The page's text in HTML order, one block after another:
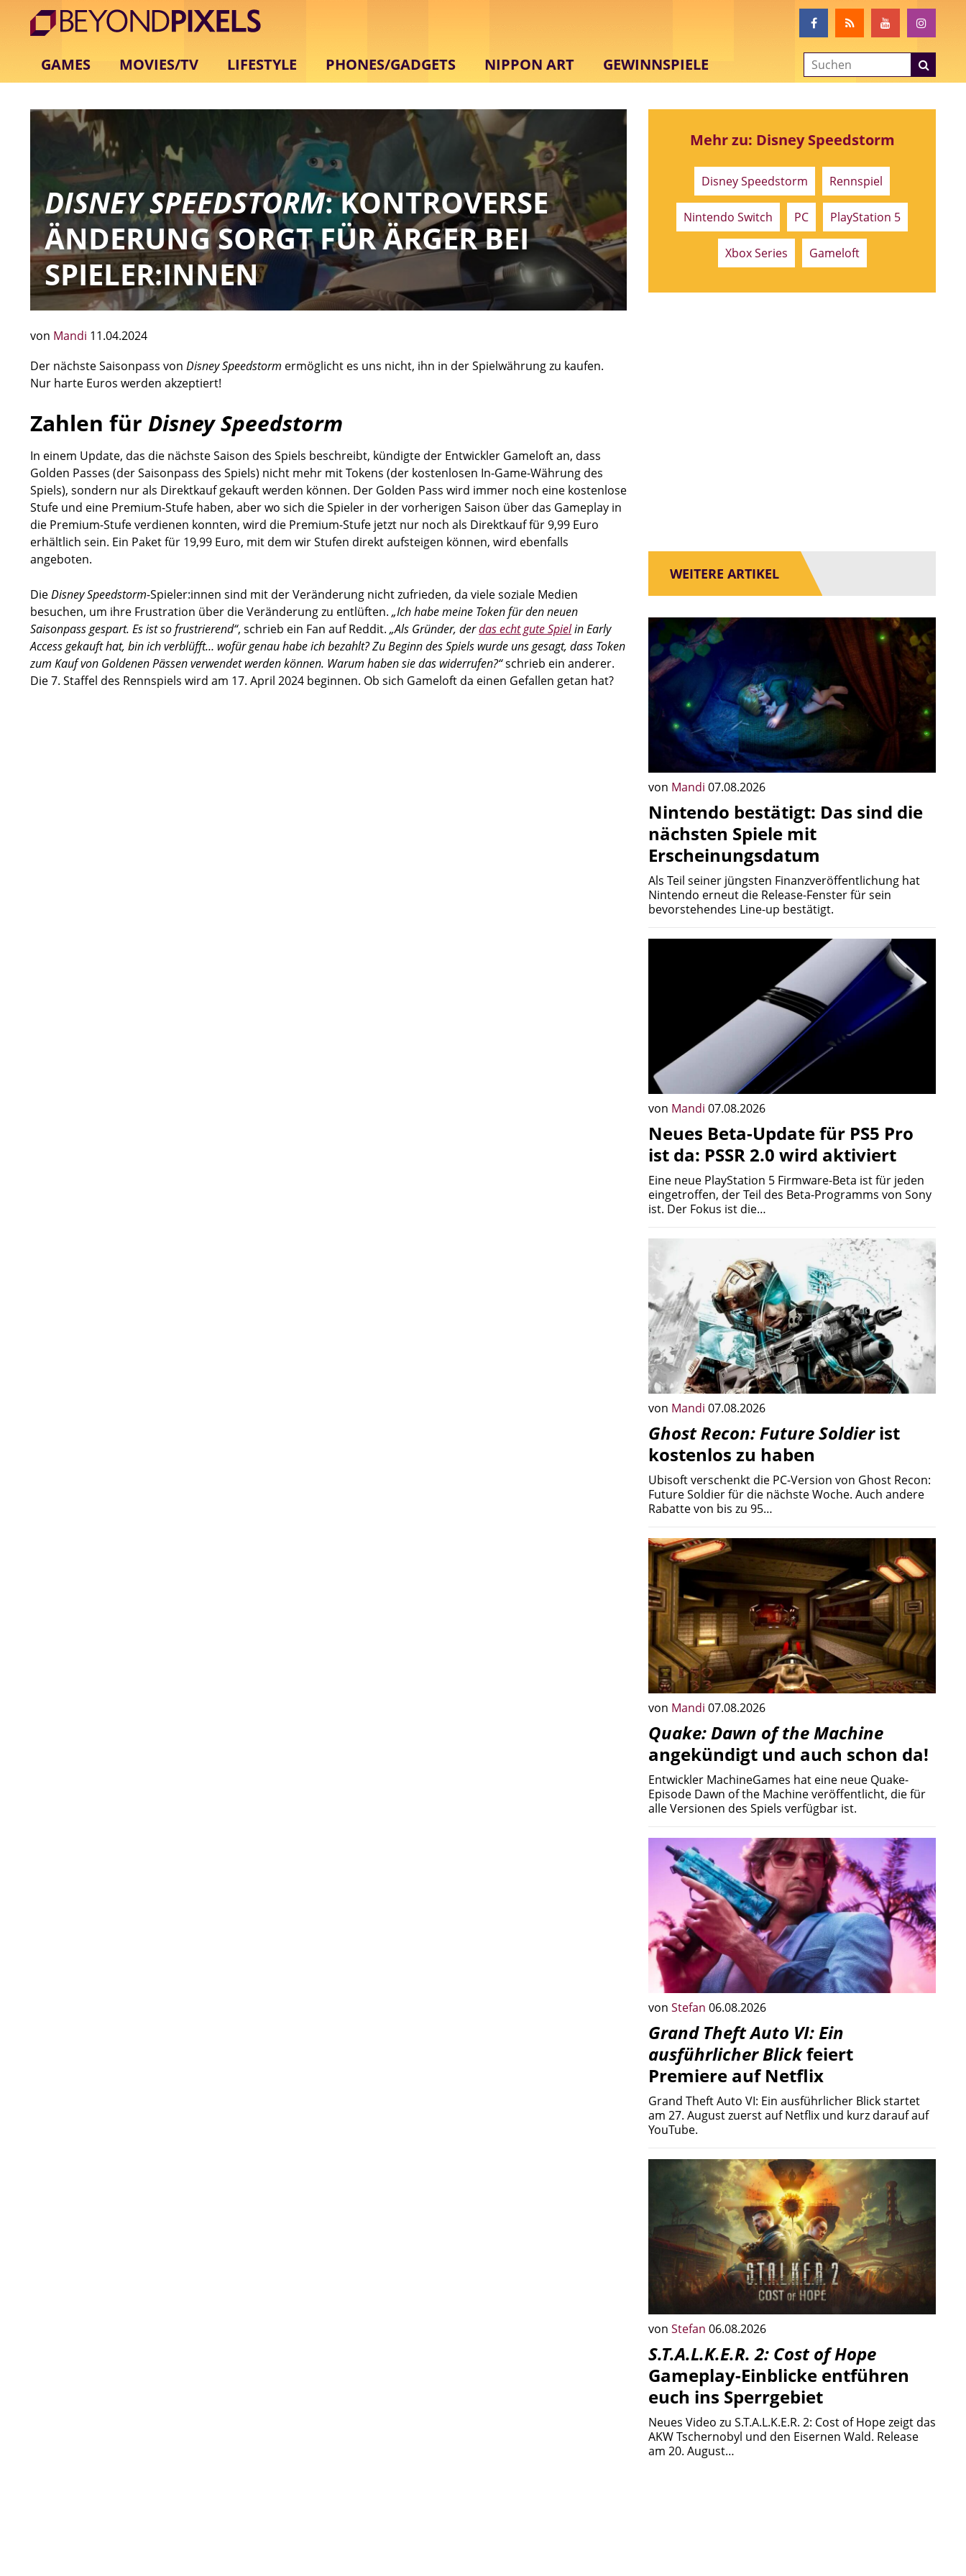
GAMES MOVIES/TV LIFESTYLE PHONES/GADGETS NIPPON ART GEWINNSPIELE
DISNEY SPEEDSTORM: KONTROVERSE
ÄNDERUNG SORGT FÜR ÄRGER BEI
SPIELER:INNEN
von Mandi 11.04.2024
Der nächste Saisonpass von Disney Speedstorm ermöglicht es uns nicht, ihn in der Spielwährung zu kaufen.
Nur harte Euros werden akzeptiert!
Zahlen für Disney Speedstorm
In einem Update, das die nächste Saison des Spiels beschreibt, kündigte der Entwickler Gameloft an, dass
Golden Passes (der Saisonpass des Spiels) nicht mehr mit Tokens (der kostenlosen In-Game-Währung des
Spiels), sondern nur als Direktkauf gekauft werden können. Der Golden Pass wird immer noch eine kostenlose
Stufe und eine Premium-Stufe haben, aber wo sich die Spieler in der vorherigen Saison über das Gameplay in
die Premium-Stufe verdienen konnten, wird die Premium-Stufe jetzt nur noch als Direktkauf für 9,99 Euro
erhältlich sein. Ein Paket für 19,99 Euro, mit dem wir Stufen direkt aufsteigen können, wird ebenfalls
angeboten.
DieDisney Speedstorm-Spieler:innen sind mit der Veränderung nicht zufrieden, da viele soziale Medien
besuchen, um ihre Frustration über die Veränderung zu entlüften. „Ich habe meine Token für den neuen
Saisonpass gespart. Es ist so frustrierend“, schrieb ein Fan auf Reddit. „Als Gründer, derdas echt gute Spielin Early
Access gekauft hat, bin ich verblüfft… wofür genau habe ich bezahlt? Zu Beginn des Spiels wurde uns gesagt, dass Token
zum Kauf von Goldenen Pässen verwendet werden können. Warum haben sie das widerrufen?“schrieb ein anderer.
Die 7. Staffel des Rennspiels wird am 17. April 2024 beginnen. Ob sich Gameloft da einen Gefallen getan hat?
Mehr zu: Disney Speedstorm
Disney Speedstorm Rennspiel
Nintendo Switch PC PlayStation 5
Xbox Series Gameloft
WEITERE ARTIKEL
von Mandi 07.08.2026
Nintendo bestätigt: Das sind die
nächsten Spiele mit
Erscheinungsdatum
Als Teil seiner jüngsten Finanzveröffentlichung hat
Nintendo erneut die Release-Fenster für sein
bevorstehendes Line-up bestätigt.
von Mandi 07.08.2026
Neues Beta-Update für PS5 Pro
ist da: PSSR 2.0 wird aktiviert
Eine neue PlayStation 5 Firmware-Beta ist für jeden
eingetroffen, der Teil des Beta-Programms von Sony
ist. Der Fokus ist die…
von Mandi 07.08.2026
Ghost Recon: Future Soldierist
kostenlos zu haben
Ubisoft verschenkt die PC-Version von Ghost Recon:
Future Soldier für die nächste Woche. Auch andere
Rabatte von bis zu 95…
von Mandi 07.08.2026
Quake: Dawn of the Machine
angekündigt und auch schon da!
Entwickler MachineGames hat eine neue Quake-
Episode Dawn of the Machine veröffentlicht, die für
alle Versionen des Spiels verfügbar ist.
von Stefan 06.08.2026
Grand Theft Auto VI: Ein
ausführlicher Blickfeiert
Premiere auf Netflix
Grand Theft Auto VI: Ein ausführlicher Blick startet
am 27. August zuerst auf Netflix und kurz darauf auf
YouTube.
von Stefan 06.08.2026
S.T.A.L.K.E.R. 2: Cost of Hope
Gameplay-Einblicke entführen
euch ins Sperrgebiet
Neues Video zu S.T.A.L.K.E.R. 2: Cost of Hope zeigt das
AKW Tschernobyl und den Eisernen Wald. Release
am 20. August…